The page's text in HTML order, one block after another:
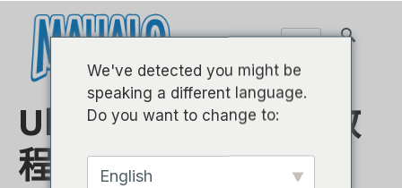
Ukulele Bartt趣味教
程
We've detected you might be
speaking a different language.
Do you want to change to:
English